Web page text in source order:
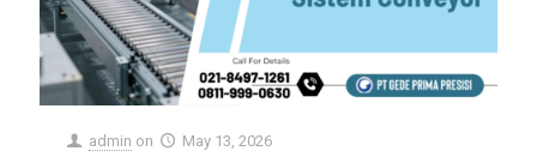
admin on May 13, 2026